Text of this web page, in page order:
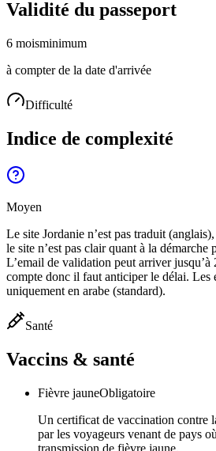
Validité du passeport
6 moisminimum
à compter de la date d'arrivée
Difficulté
Indice de complexité
Moyen
Le site Jordanie n’est pas traduit
le site n’est pas clair quant à la démarche
L’email de validation peut arriver jusqu’à
compte donc il faut anticiper le délai. Les
uniquement en arabe (standard).
Santé
Vaccins & santé
Fièvre jauneObligatoire
Un certificat de vaccination contre
par les voyageurs venant de pays
transmission de fièvre jaune.